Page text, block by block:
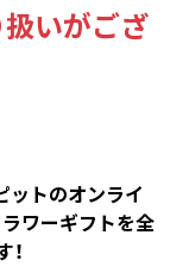
いがござ
ットのオンライ
ワーギフトを全